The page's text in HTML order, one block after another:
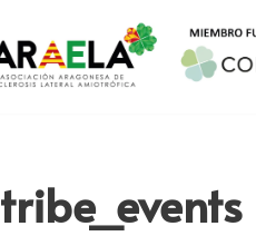
tribe_events